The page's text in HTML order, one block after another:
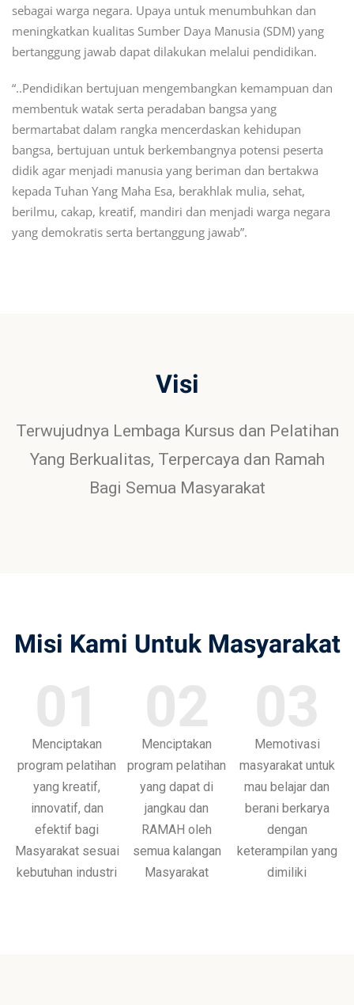
sebagai warga negara. Upaya untuk menumbuhkan dan
meningkatkan kualitas Sumber Daya Manusia (SDM) yang
bertanggung jawab dapat dilakukan melalui pendidikan.
“..Pendidikan bertujuan mengembangkan kemampuan dan
membentuk watak serta peradaban bangsa yang
bermartabat dalam rangka mencerdaskan kehidupan
bangsa, bertujuan untuk berkembangnya potensi peserta
didik agar menjadi manusia yang beriman dan bertakwa
kepada Tuhan Yang Maha Esa, berakhlak mulia, sehat,
berilmu, cakap, kreatif, mandiri dan menjadi warga negara
yang demokratis serta bertanggung jawab”.
Visi
Terwujudnya Lembaga Kursus dan Pelatihan
Yang Berkualitas, Terpercaya dan Ramah
Bagi Semua Masyarakat
Misi Kami Untuk Masyarakat
Menciptakan
program pelatihan
yang kreatif,
innovatif, dan
efektif bagi
Masyarakat sesuai
kebutuhan industri
Menciptakan
program pelatihan
yang dapat di
jangkau dan
RAMAH oleh
semua kalangan
Masyarakat
Memotivasi
masyarakat untuk
mau belajar dan
berani berkarya
dengan
keterampilan yang
dimiliki